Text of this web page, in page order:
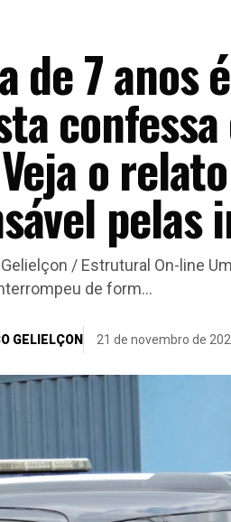
de 7 anos
o
pelas
/ Estrutural On-line
de form...
GELIELÇON 21 de novembro de